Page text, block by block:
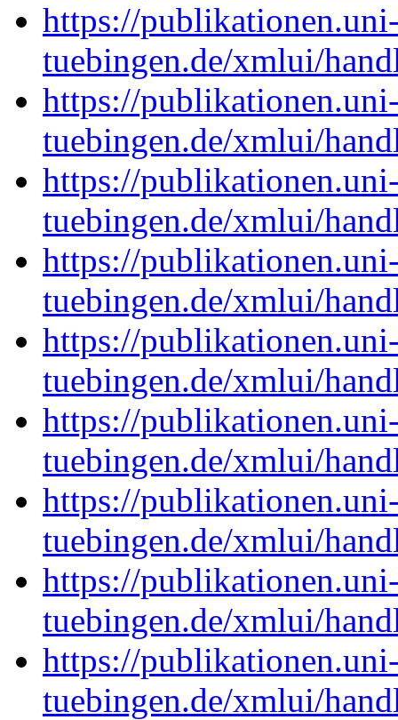
https://
tuebingen.de/xmlui/
https://
tuebingen.de/xmlui/
https://
tuebingen.de/xmlui/
https://
tuebingen.de/xmlui/
https://
tuebingen.de/xmlui/
https://
tuebingen.de/xmlui/
https://
tuebingen.de/xmlui/
https://
tuebingen.de/xmlui/
https://
tuebingen.de/xmlui/